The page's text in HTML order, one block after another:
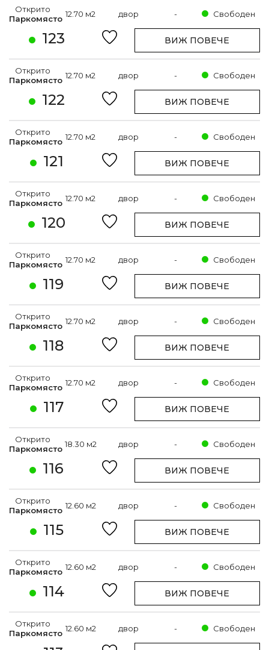
123
Открито
Паркомясто 12.70 м2 двор - Свободен
ВИЖ ПОВЕЧЕ
122
Открито
Паркомясто 12.70 м2 двор - Свободен
ВИЖ ПОВЕЧЕ
121
Открито
Паркомясто 12.70 м2 двор - Свободен
ВИЖ ПОВЕЧЕ
120
Открито
Паркомясто 12.70 м2 двор - Свободен
ВИЖ ПОВЕЧЕ
119
Открито
Паркомясто 12.70 м2 двор - Свободен
ВИЖ ПОВЕЧЕ
118
Открито
Паркомясто 12.70 м2 двор - Свободен
ВИЖ ПОВЕЧЕ
117
Открито
Паркомясто 12.70 м2 двор - Свободен
ВИЖ ПОВЕЧЕ
116
Открито
Паркомясто 18.30 м2 двор - Свободен
ВИЖ ПОВЕЧЕ
115
Открито
Паркомясто 12.60 м2 двор - Свободен
ВИЖ ПОВЕЧЕ
114
Открито
Паркомясто 12.60 м2 двор - Свободен
ВИЖ ПОВЕЧЕ
Открито
Паркомясто 12.60 м2 двор - Свободен